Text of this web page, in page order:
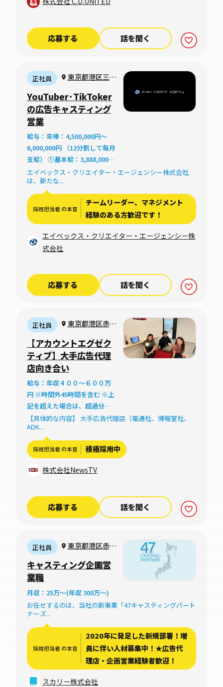
応募する 話を聞く
正社員
東京都港区三田
麻布十番ビル
YouTuber･TikToker
の広告キャスティング
営業
給与：年俸：4,500,000円～
6,000,000円 （12分割して毎月
支給） ①基本給：3,888,000円
～5,184,000円 ②時間外20時間
相当分：612,000円～816,000
円 （時間外労働の有無に関わ
らず、20時間分の時間外手当
として別途支給） ①＋②のト
6,000,000円 ※金額は経験、能
力を考慮の上、当社規定によ
外労働分についての割増賃金
は追加で支給
エイベックス・クリエイター・エージェンシー株式会社
は、新たな...
採用担当者 の本音
チームリーダー、マネジメント
経験のある方歓迎です！
エイベックス・クリエイター・エージェンシー株
式会社
応募する 話を聞く
正社員
東京都港区赤坂
号 アーク森ビル
17階
【アカウントエグゼク
ティブ】大手広告代理
店向き合い
給与：年収４００～６００万
円 ※時間外45時間を含む ※上
記を超えた場合は、超過分の
割増賃金が 支払われます。
【オファー例】年収500万円 月
給417,000円～（基本給
308,078円/月～、月45時間相
途月みなし残業10時間分の手
当】通勤手当（会社規定に基
づき支給）、残業手当（固定
残業代制 超過分支給あり）
月）※会社と個人の成績によ
って支給 ■昇給 年2回（10
月・4月）※9月、3月に査定を
行い、能力に応じて昇給。 ■
手当 交通費支給、など
【具体的な内容】 大手広告代理店（電通社、博報堂社、
ADK...
採用担当者 の本音 積極採用中
株式会社NewsTV
応募する 話を聞く
正社員
東京都港区赤坂
3-11-15 VORT
赤坂見附6F/7F
キャスティング企画営
業職
月収：25万〜(年収 300万〜)
お任せするのは、当社の新事業「47キャスティングパート
ナーズ...
採用担当者 の本音
2020年に発足した新規部署！増
員に伴い人材募集中！★広告代
理店・企画営業経験者歓迎！
スカリー株式会社